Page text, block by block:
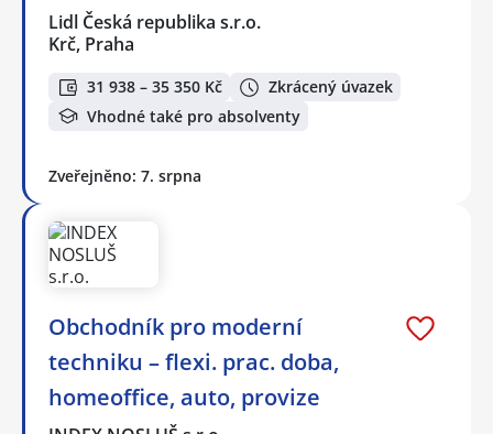
Lidl Česká republika s.r.o.
Krč, Praha
31 938 – 35 350 Kč
Zkrácený úvazek
Vhodné také pro absolventy
Zveřejněno: 7. srpna
Obchodník pro moderní
techniku – flexi. prac. doba,
homeoffice, auto, provize